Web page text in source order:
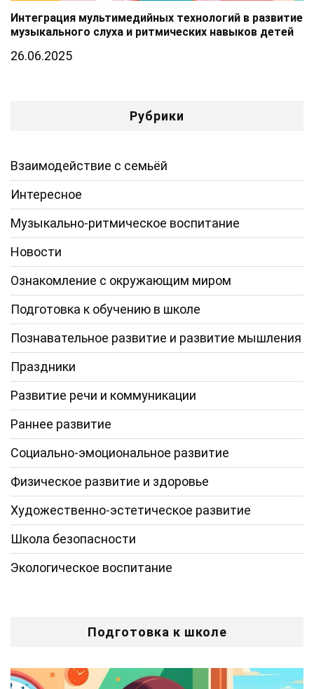
Интеграция мультимедийных технологий в развитие
музыкального слуха и ритмических навыков детей
26.06.2025
Рубрики
Взаимодействие с семьёй
Интересное
Музыкально-ритмическое воспитание
Новости
Ознакомление с окружающим миром
Подготовка к обучению в школе
Познавательное развитие и развитие мышления
Праздники
Развитие речи и коммуникации
Раннее развитие
Социально-эмоциональное развитие
Физическое развитие и здоровье
Художественно-эстетическое развитие
Школа безопасности
Экологическое воспитание
Подготовка к школе